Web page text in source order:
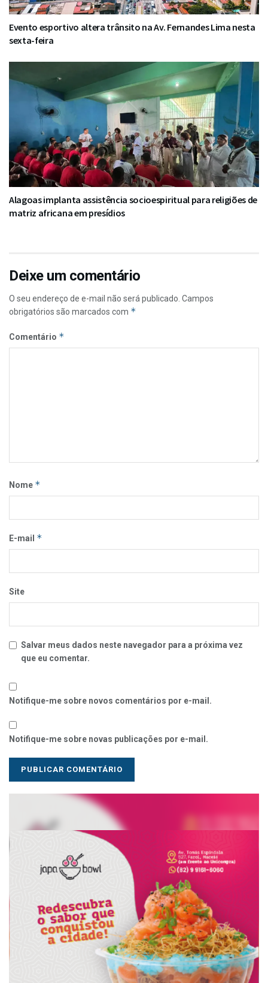
Evento esportivo altera trânsito na Av. Fernandes Lima nesta
sexta-feira
Alagoas implanta assistência socioespiritual para religiões de
matriz africana em presídios
Deixe um comentário
O seu endereço de e-mail não será publicado. Campos
obrigatórios são marcados com *
Comentário *
Nome *
E-mail *
Site
Salvar meus dados neste navegador para a próxima vez
que eu comentar.
Notifique-me sobre novos comentários por e-mail.
Notifique-me sobre novas publicações por e-mail.